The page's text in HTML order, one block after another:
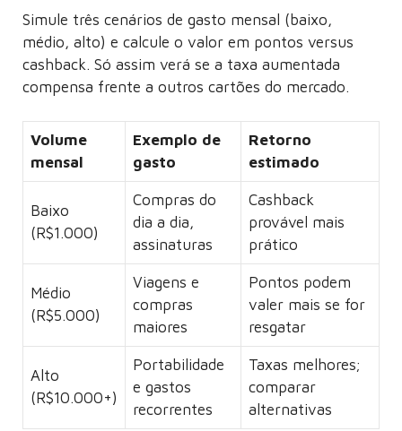
Simule três cenários de gasto mensal (baixo,
médio, alto) e calcule o valor em pontos versus
cashback. Só assim verá se a taxa aumentada
compensa frente a outros cartões do mercado.
Volume
mensal
Exemplo de
gasto
Retorno
estimado
Baixo
(R$1.000)
Compras do
dia a dia,
assinaturas
Cashback
provável mais
prático
Médio
(R$5.000)
Viagens e
compras
maiores
Pontos podem
valer mais se for
resgatar
Alto
(R$10.000+)
Portabilidade
e gastos
recorrentes
Taxas melhores;
comparar
alternativas